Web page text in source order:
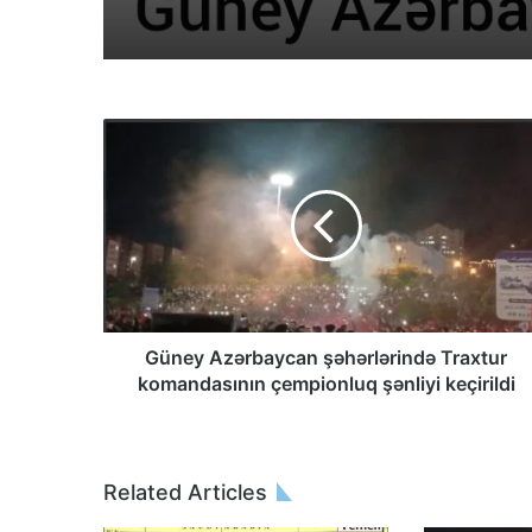
Güney Azərbaycan şəhərlərində Traxtur
komandasının çempionluq şənliyi keçirildi
Related Articles